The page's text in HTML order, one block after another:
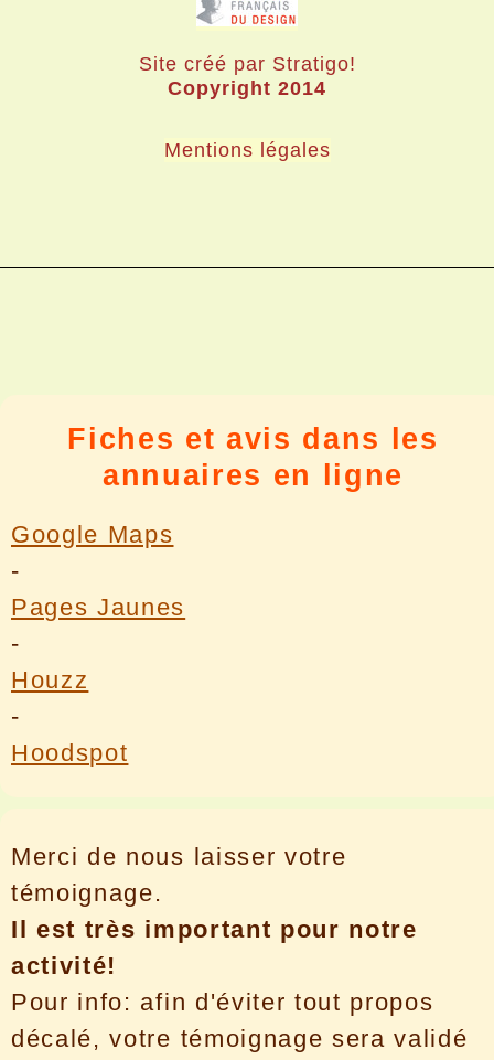
Site créé par Stratigo!
Copyright 2014
Mentions légales
Fiches et avis dans les
annuaires en ligne
Google Maps
-
Pages Jaunes
-
Houzz
-
Hoodspot
Merci de nous laisser votre
témoignage.
Il est très important pour notre
activité!
Pour info: afin d'éviter tout propos
décalé, votre témoignage sera validé